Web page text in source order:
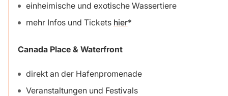
einheimische und exotische Wassertiere
mehr Infos und Tickets hier
Canada Place & Waterfront
direkt an der Hafenpromenade
Veranstaltungen und Festivals